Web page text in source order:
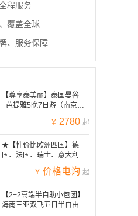
程服务
覆盖全球
、服务保障
【尊享泰美丽】泰国曼谷
+芭提雅5晚7日游（南京直
物+大皇宫+暹罗湾东方公主
号+南京优秀领队）
￥ 2780 起
★【性价比欧洲四国】德
国、法国、瑞士、意大利、
金色山口列车12天（赠送
WIFI+全程四星酒店+一价全
含+含司导服务费）
￥ 价格电询 起
【2+2高端半自助小包团】
海南三亚双飞五日半自由行